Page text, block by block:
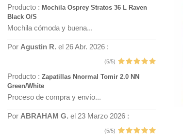
Producto : Mochila Osprey Stratos 36 L Raven
Black O/S
Mochila cómoda y buena...
Por Agustin R. el 26 Abr. 2026 :
(5/5)
Producto : Zapatillas Nnormal Tomir 2.0 NN
Green/White
Proceso de compra y envío...
Por ABRAHAM G. el 23 Marzo 2026 :
(5/5)